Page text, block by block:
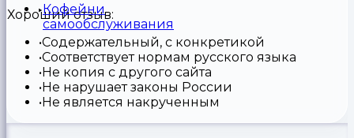
Кофейни
самообслуживания
Хороший отзыв:
Содержательный, с конкретикой
Соответствует нормам русского языка
Не копия с другого сайта
Не нарушает законы России
Не является накрученным